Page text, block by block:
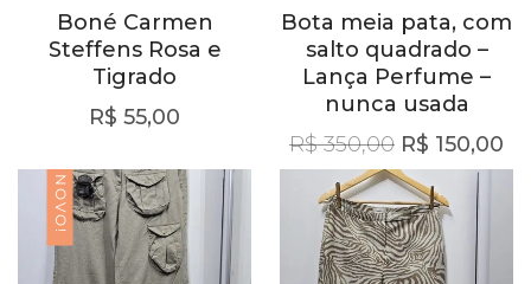
Boné Carmen
Steffens Rosa e
Tigrado
R$ 55,00
Bota meia pata, com
salto quadrado –
Lança Perfume –
nunca usada
R$350,00 O preço
R$ 150,00
NOVO!